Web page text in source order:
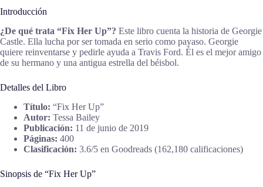
Introducción
¿De qué trata “Fix Her Up”? Este libro cuenta la historia de Georgie
Castle. Ella lucha por ser tomada en serio como payaso. Georgie
quiere reinventarse y pedirle ayuda a Travis Ford. Él es el mejor amigo
de su hermano y una antigua estrella del béisbol.
Detalles del Libro
Título: “Fix Her Up”
Autor: Tessa Bailey
Publicación: 11 de junio de 2019
Páginas: 400
Clasificación: 3.6/5 en Goodreads (162,180 calificaciones)
Sinopsis de “Fix Her Up”